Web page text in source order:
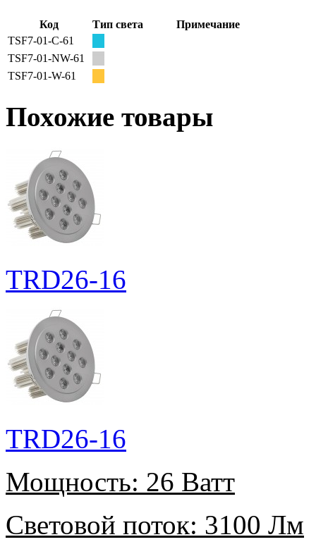
Код Тип света
Примечание
TSF7-01-C-61
TSF7-01-NW-61
TSF7-01-W-61
Похожие товары
TRD26-16
TRD26-16
Мощность: 26 Ватт
Световой поток: 3100 Лм